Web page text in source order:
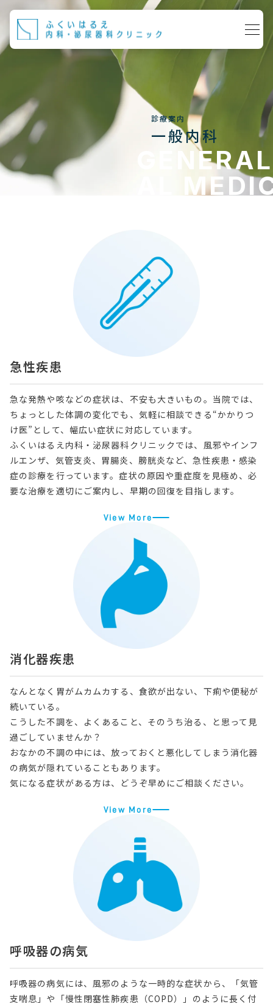
診療案内
一般内科
AL
急性疾患
急な発熱や咳などの症状は、不安も大きいもの。当院では、
ちょっとした体調の変化でも、気軽に相談できる“かかりつ
け医”として、幅広い症状に対応しています。
ふくいはるえ内科・泌尿器科クリニックでは、風邪やインフ
ルエンザ、気管支炎、胃腸炎、膀胱炎など、急性疾患・感染
症の診療を行っています。症状の原因や重症度を見極め、必
要な治療を適切にご案内し、早期の回復を目指します。
View More
消化器疾患
なんとなく胃がムカムカする、食欲が出ない、下痢や便秘が
続いている。
こうした不調を、よくあること、そのうち治る、と思って見
過ごしていませんか？
おなかの不調の中には、放っておくと悪化してしまう消化器
の病気が隠れていることもあります。
気になる症状がある方は、どうぞ早めにご相談ください。
View More
呼吸器の病気
呼吸器の病気には、風邪のような一時的な症状から、「気管
支喘息」や「慢性閉塞性肺疾患（COPD）」のように長く付